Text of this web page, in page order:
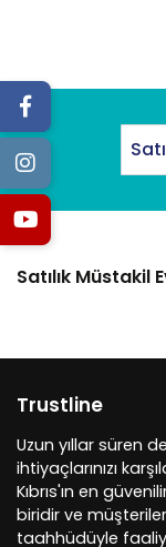
Satılık Müstakil
Trustline
Uzun yıllar süren
ihtiyaçlarınızı
Kıbrıs'ın en
biridir ve
taahhüdüyle